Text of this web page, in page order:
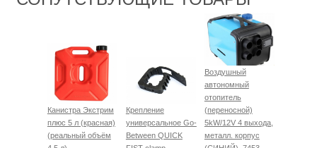
Канистра Экстрим
плюс 5 л (красная)
(реальный объём
Крепление
универсальное Go-
Between QUICK
Воздушный
автономный
отопитель
(переносной)
5kW/12V 4 выхода,
металл. корпус